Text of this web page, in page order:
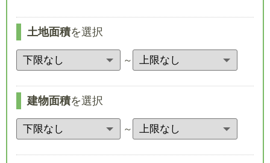
土地面積を選択
～
建物面積を選択
～